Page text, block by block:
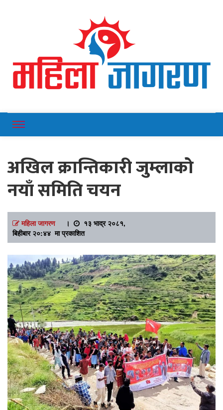
Mahilajagaran
अखिल क्रान्तिकारी जुम्लाको
नयाँ समिति चयन
महिला जागरण।
१३ भाद्र २०८१,
बिहीबार २०:४४ मा प्रकाशित